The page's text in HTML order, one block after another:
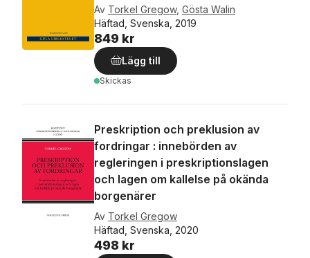
Av Torkel Gregow, Gösta Walin
Häftad, Svenska, 2019
849 kr
Lägg till
Skickas
Preskription och preklusion av
fordringar : innebörden av
regleringen i preskriptionslagen
och lagen om kallelse på okända
borgenärer
Av Torkel Gregow
Häftad, Svenska, 2020
498 kr